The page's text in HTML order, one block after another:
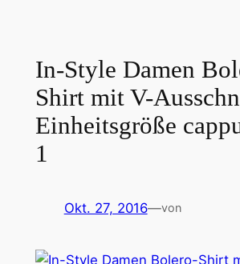
In-Style Damen
Shirt mit V-
Einheitsgröße
1
Okt. 27, 2016—von